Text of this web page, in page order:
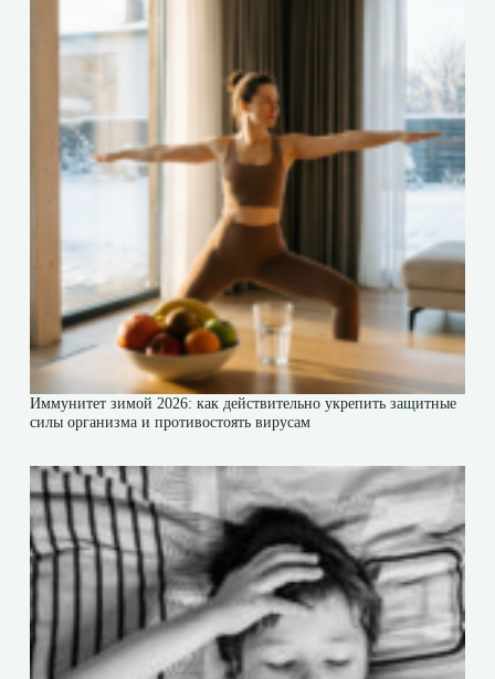
Иммунитет зимой 2026: как действительно укрепить защитные
силы организма и противостоять вирусам